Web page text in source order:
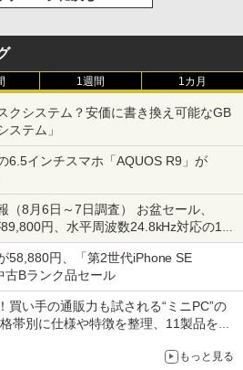
1週間 1カ月
クシステム？安価に書き換え可能なGB
ステム」
6.5インチスマホ「AQUOS R9」が
（8月6日～7日調査） お盆セール、
円、水平周波数24.8kHz対応の17
さ指数連動セール ほか
58,880円、「第2世代iPhone SE
Bランク品セール
買い手の通販力も試される“ミニPC”の
帯別に仕様や特徴を整理、11製品をピ
もっと見る